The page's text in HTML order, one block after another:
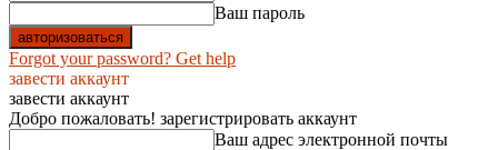
Ваш пароль
Forgot your password? Get help
завести аккаунт
завести аккаунт
Добро пожаловать! зарегистрировать аккаунт
Ваш адрес электронной почты